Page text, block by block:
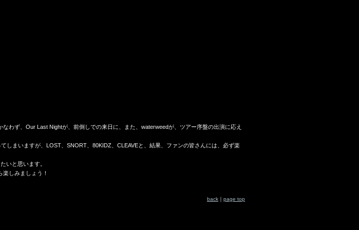
わず、Our Last Nightが、前倒しでの来日に、また、waterweedが、ツアー序盤の出演に応え
しまいますが、LOST、SNORT、80KIDZ、CLEAVEと、結果、ファンの皆さんには、必ず楽
いと思います。
しみましょう！
back ｜ page top